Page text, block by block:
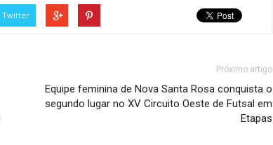
Twitter
Próximo artigo
Equipe feminina de Nova Santa Rosa conquista o
segundo lugar no XV Circuito Oeste de Futsal em
Etapas